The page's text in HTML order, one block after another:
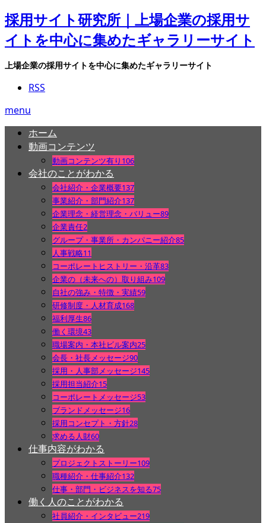
採用サイト研究所｜上場企業の採用サ
イトを中心に集めたギャラリーサイト
上場企業の採用サイトを中心に集めたギャラリーサイト
RSS
menu
ホーム
動画コンテンツ
動画コンテンツ有り 106
会社のことがわかる
会社紹介・企業概要137
事業紹介・部門紹介137
企業理念・経営理念・バリュー89
企業責任2
グループ・事業所・カンパニー紹介85
人事戦略11
コーポレートヒストリー・沿革83
企業の（未来への）取り組み109
自社の強み・特徴・実績59
研修制度・人材育成168
福利厚生86
働く環境43
職場案内・本社ビル案内25
会長・社長メッセージ90
採用・人事部メッセージ145
採用担当紹介15
コーポレートメッセージ53
ブランドメッセージ16
採用コンセプト・方針28
求める人財60
仕事内容がわかる
プロジェクトストーリー109
職種紹介・仕事紹介132
仕事・部門・ビジネスを知る75
働く人のことがわかる
社員紹介・インタビュー219